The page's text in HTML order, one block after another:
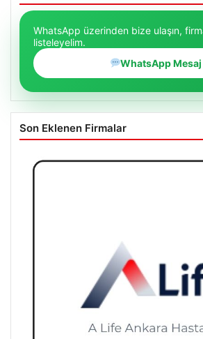
WhatsApp üzerinden bize ulaşın,
listeleyelim.
WhatsApp Mesaj
Son Eklenen Firmalar